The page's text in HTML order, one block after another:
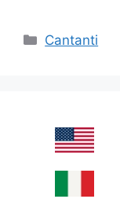
Categories
Cantanti